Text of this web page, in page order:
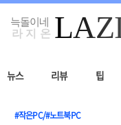
뉴스 리뷰 팁
#작은PC/#노트북PC